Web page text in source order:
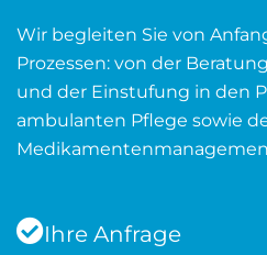
Wir begleiten Sie von
Prozessen: von der
und der Einstufung in den
ambulanten Pflege sowie
Ihre Anfrage